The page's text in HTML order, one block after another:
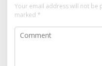
Your email address will not be
marked *